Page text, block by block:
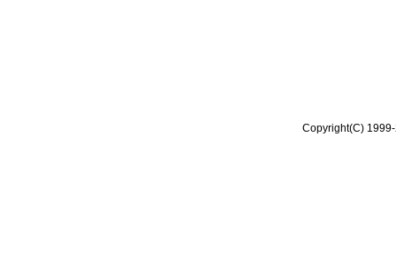
Copyright(C)